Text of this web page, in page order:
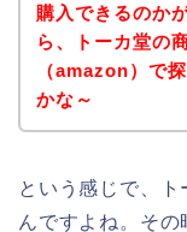
購入できるのか
ら、トーカ堂の
（amazon）で
かな～
という感じで、
んですよね。そ